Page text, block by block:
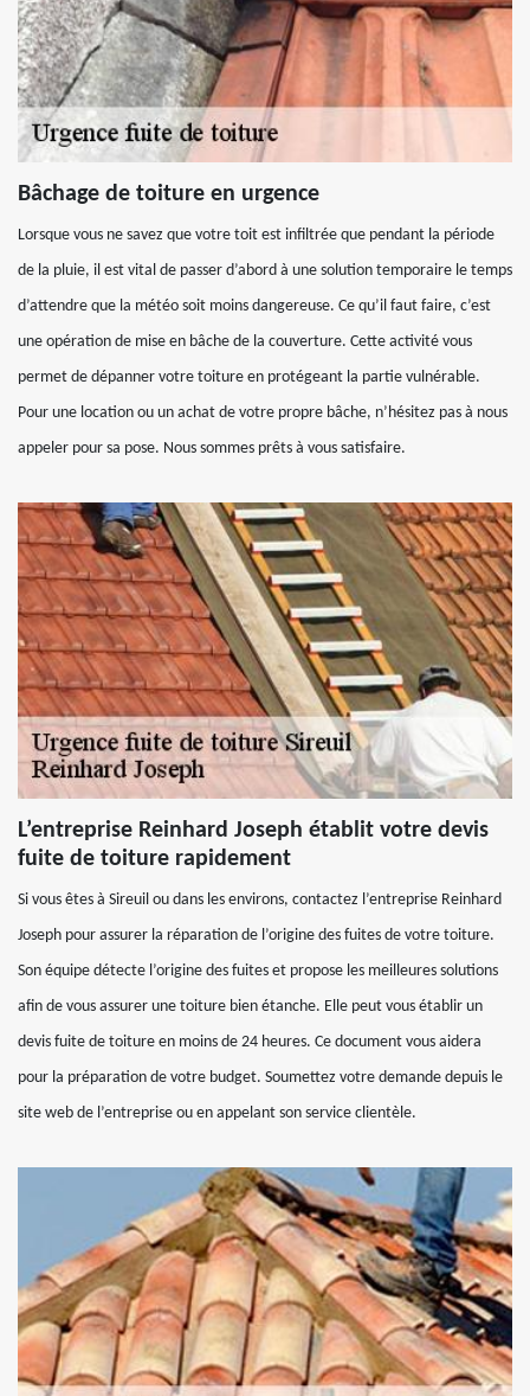
Bâchage de toiture en urgence
Lorsque vous ne savez que votre toit est infiltrée que pendant la période
de la pluie, il est vital de passer d’abord à une solution temporaire le temps
d’attendre que la météo soit moins dangereuse. Ce qu’il faut faire, c’est
une opération de mise en bâche de la couverture. Cette activité vous
permet de dépanner votre toiture en protégeant la partie vulnérable.
Pour une location ou un achat de votre propre bâche, n’hésitez pas à nous
appeler pour sa pose. Nous sommes prêts à vous satisfaire.
L’entreprise Reinhard Joseph établit votre devis
fuite de toiture rapidement
Si vous êtes à Sireuil ou dans les environs, contactez l’entreprise Reinhard
Joseph pour assurer la réparation de l’origine des fuites de votre toiture.
Son équipe détecte l’origine des fuites et propose les meilleures solutions
afin de vous assurer une toiture bien étanche. Elle peut vous établir un
devis fuite de toiture en moins de 24 heures. Ce document vous aidera
pour la préparation de votre budget. Soumettez votre demande depuis le
site web de l’entreprise ou en appelant son service clientèle.